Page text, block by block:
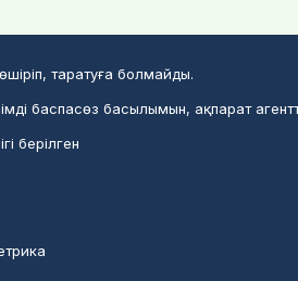
таратуға болмайды.
баспасөз басылымын, ақпарат
берілген